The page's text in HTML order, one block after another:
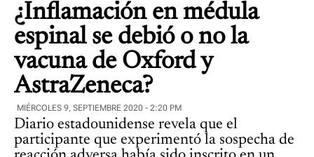
¿Inflamación en médula
espinal se debió o no la
vacuna de Oxford y
AstraZeneca?
MIÉRCOLES 9, SEPTIEMBRE 2020 - 2:20 PM
Diario estadounidense revela que el
participante que experimentó la sospecha de